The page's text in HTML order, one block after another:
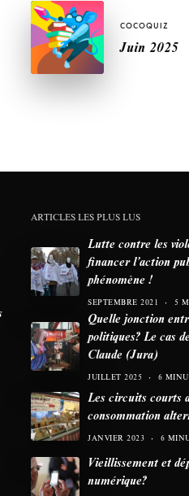
COCOQUIZ
Juin 2025
ARTICLES LES PLUS LUS
Lutte contre les
financer l’action
phénomène !
SEPTEMBRE 2021 5
Quelle jonction
politiques? Le cas
Claude (Jura)
JUILLET 2025 6
Les circuits courts
consommation
JANVIER 2023 6
Vieillissement et
numérique?